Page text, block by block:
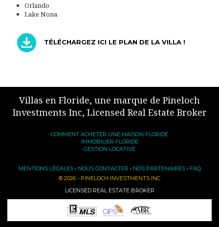
Orlando
Lake Nona
TÉLÉCHARGEZ ICI LE PLAN DE LA VILLA !
Villas en Floride, une marque de Pineloch
Investments Inc, Licensed Real Estate Broker
COMMENT ACHETER UNE MAISON FLORIDE
IMMOBILIER FLORIDE
GESTION LOCATIVE
MENTIONS LÉGALES• NOUS CONTACTER • NOS PARTENAIRES• FAQ
© 2026 - PINELOCH INVESTMENTS INC
LICENSED REAL ESTATE BROKER